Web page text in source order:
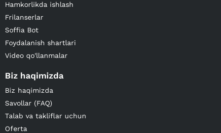
Hamkorlikda ishlash
Frilanserlar
Soffia Bot
Foydalanish shartlari
Video qo'llanmalar
Biz haqimizda
Biz haqimizda
Savollar (FAQ)
Talab va takliflar uchun
Oferta